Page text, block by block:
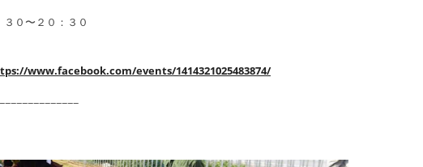
０〜２０：３０
www.facebook.com/events/1414321025483874/